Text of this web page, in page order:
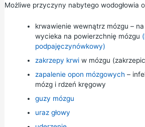
Możliwe przyczyny nabytego wodogłowia
krwawienie wewnątrz mózgu –
wycieka na powierzchnię mózgu
podpajęczynówkowy)
zakrzepy krwiw mózgu
zapalenie opon mózgowych –
mózg i rdzeń kręgowy
guzy mózgu
uraz głowy